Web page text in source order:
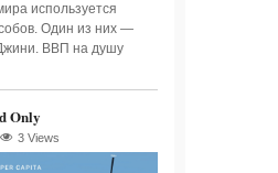
используется
Один из них —
ВВП на душу
Only
3 Views